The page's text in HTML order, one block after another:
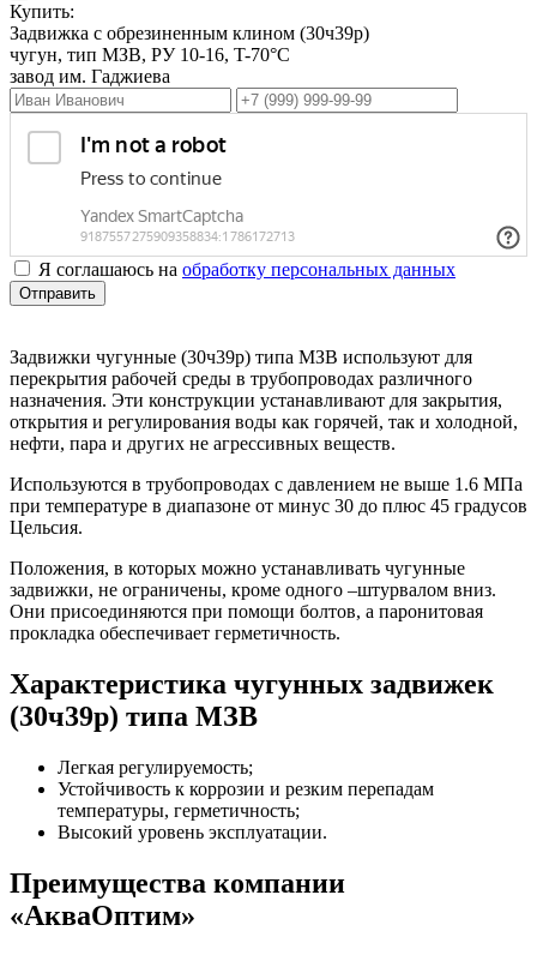
Купить:
Задвижка с обрезиненным клином (30ч39р)
чугун, тип МЗВ, РУ 10-16, T-70°С
завод им. Гаджиева
Я соглашаюсь на обработку персональных данных
Отправить
Задвижки чугунные (30ч39р) типа МЗВ используют для
перекрытия рабочей среды в трубопроводах различного
назначения. Эти конструкции устанавливают для закрытия,
открытия и регулирования воды как горячей, так и холодной,
нефти, пара и других не агрессивных веществ.
Используются в трубопроводах с давлением не выше 1.6 МПа
при температуре в диапазоне от минус 30 до плюс 45 градусов
Цельсия.
Положения, в которых можно устанавливать чугунные
задвижки, не ограничены, кроме одного –штурвалом вниз.
Они присоединяются при помощи болтов, а паронитовая
прокладка обеспечивает герметичность.
Характеристика чугунных задвижек
(30ч39р) типа МЗВ
Легкая регулируемость;
Устойчивость к коррозии и резким перепадам
температуры, герметичность;
Высокий уровень эксплуатации.
Преимущества компании
«АкваОптим»